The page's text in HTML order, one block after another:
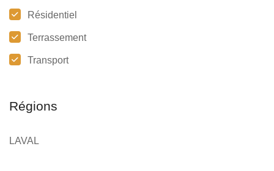
Résidentiel
Terrassement
Transport
Régions
LAVAL